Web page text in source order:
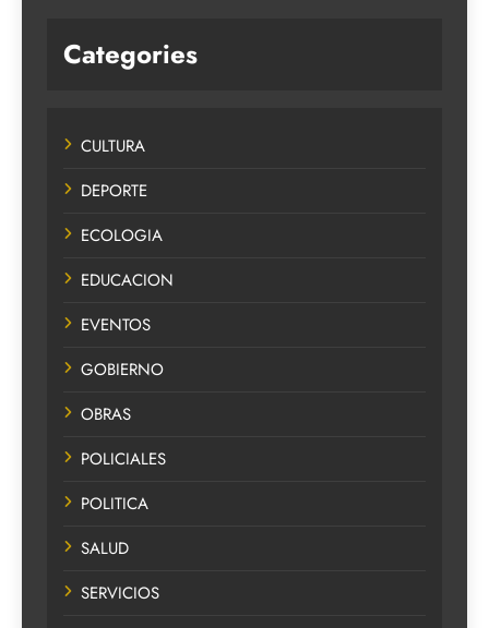
Categories
CULTURA
DEPORTE
ECOLOGIA
EDUCACION
EVENTOS
GOBIERNO
OBRAS
POLICIALES
POLITICA
SALUD
SERVICIOS